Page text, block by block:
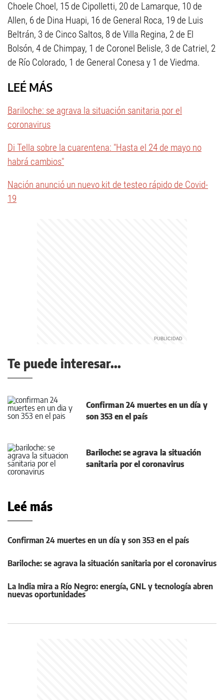
Choele Choel, 15 de Cipolletti, 20 de Lamarque, 10 de
Allen, 6 de Dina Huapi, 16 de General Roca, 19 de Luis
Beltrán, 3 de Cinco Saltos, 8 de Villa Regina, 2 de El
Bolsón, 4 de Chimpay, 1 de Coronel Belisle, 3 de Catriel, 2
de Río Colorado, 1 de General Conesa y 1 de Viedma.
LEÉ MÁS
Bariloche: se agrava la situación sanitaria por el
coronavirus
Di Tella sobre la cuarentena: "Hasta el 24 de mayo no
habrá cambios"
Nación anunció un nuevo kit de testeo rápido de Covid-
19
Te puede interesar...
Confirman 24 muertes en un día y
son 353 en el país
Bariloche: se agrava la situación
sanitaria por el coronavirus
Leé más
Confirman 24 muertes en un día y son 353 en el país
Bariloche: se agrava la situación sanitaria por el coronavirus
La India mira a Río Negro: energía, GNL y tecnología abren
nuevas oportunidades